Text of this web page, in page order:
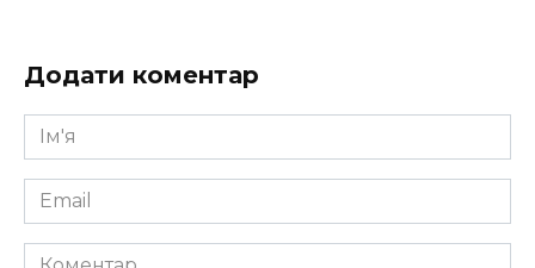
Додати коментар
Ім'я
*
Email
*
Коментар